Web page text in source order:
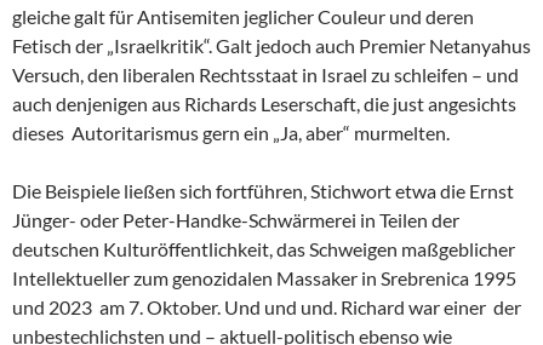
gleiche galt für Antisemiten jeglicher Couleur und deren
Fetisch der „Israelkritik“. Galt jedoch auch Premier Netanyahus
Versuch, den liberalen Rechtsstaat in Israel zu schleifen – und
auch denjenigen aus Richards Leserschaft, die just angesichts
dieses Autoritarismus gern ein „Ja, aber“ murmelten.
Die Beispiele ließen sich fortführen, Stichwort etwa die Ernst
Jünger- oder Peter-Handke-Schwärmerei in Teilen der
deutschen Kulturöffentlichkeit, das Schweigen maßgeblicher
Intellektueller zum genozidalen Massaker in Srebrenica 1995
und 2023 am 7. Oktober. Und und und. Richard war einer der
unbestechlichsten und – aktuell-politisch ebenso wie